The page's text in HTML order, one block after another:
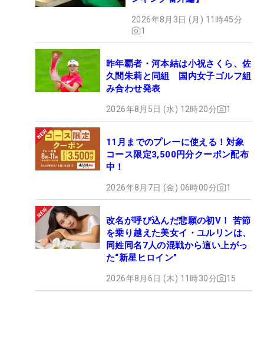
2026年8月3日 (月) 11時45分
1
昨年覇者・河本結は小祝さくら、佐
久間朱莉と同組 国内女子ゴルフ組
み合わせ発表
2026年8月5日 (水) 12時20分 1
11月までのプレーに使える！対象
コース限定3,500円分クーポン配布
中！
2026年8月7日 (金) 06時00分 1
改名が呼び込んだ悲願の初V！ 苦節
を乗り越えた美女イ・ユルリンは、
同姓同名7人の混戦から這い上がっ
た“新星ヒロイン”
2026年8月6日 (木) 11時30分 15